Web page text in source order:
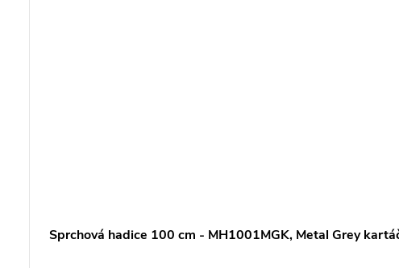
Sprchová hadice 100 cm - MH1001MGK, Metal Grey